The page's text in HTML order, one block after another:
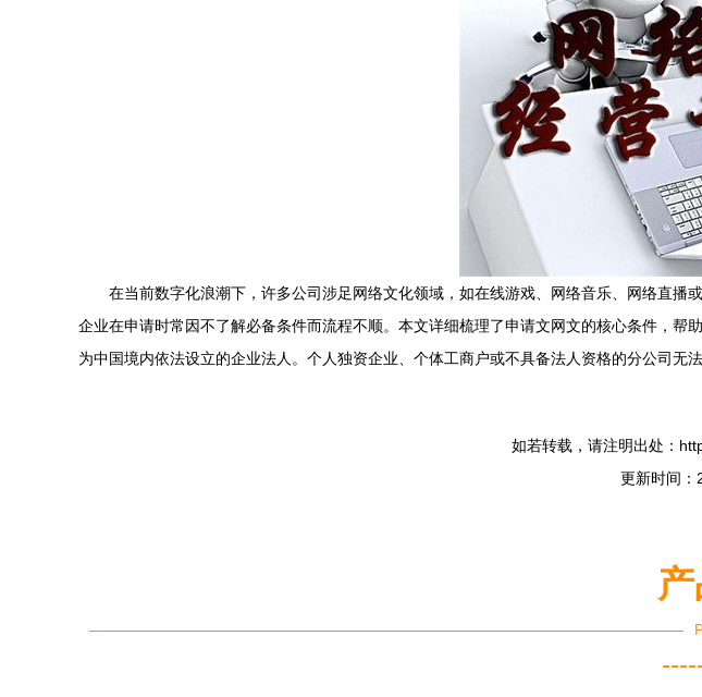
在当前数字化浪潮下，许多公司涉足网络文化领域，如在线游戏、网络音乐、网络直
企业在申请时常因不了解必备条件而流程不顺。本文详细梳理了申请文网文的核心条件，
为中国境内依法设立的企业法人。个人独资企业、个体工商户或不具备法人资格的分公司
如若转载，请注明出处：
更新时间